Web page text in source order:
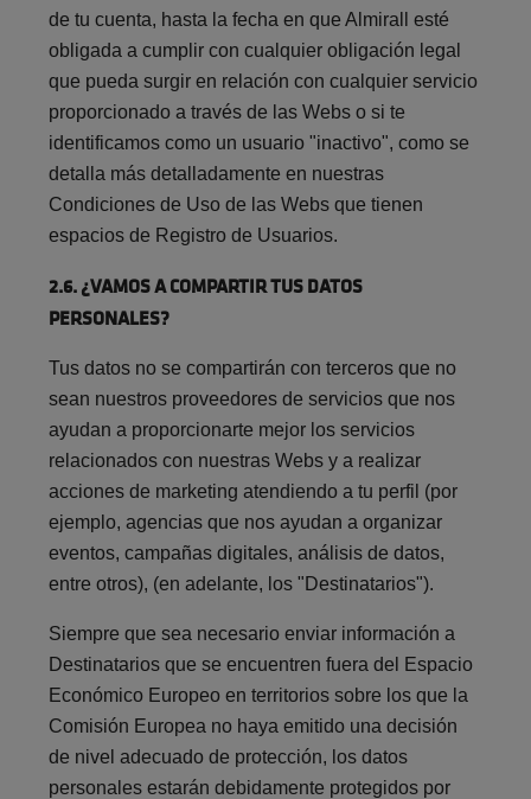
de tu cuenta, hasta la fecha en que Almirall esté
obligada a cumplir con cualquier obligación legal
que pueda surgir en relación con cualquier servicio
proporcionado a través de las Webs o si te
identificamos como un usuario "inactivo", como se
detalla más detalladamente en nuestras
Condiciones de Uso de las Webs que tienen
espacios de Registro de Usuarios.
2.6. ¿VAMOS A COMPARTIR TUS DATOS
PERSONALES?
Tus datos no se compartirán con terceros que no
sean nuestros proveedores de servicios que nos
ayudan a proporcionarte mejor los servicios
relacionados con nuestras Webs y a realizar
acciones de marketing atendiendo a tu perfil (por
ejemplo, agencias que nos ayudan a organizar
eventos, campañas digitales, análisis de datos,
entre otros), (en adelante, los "Destinatarios").
Siempre que sea necesario enviar información a
Destinatarios que se encuentren fuera del Espacio
Económico Europeo en territorios sobre los que la
Comisión Europea no haya emitido una decisión
de nivel adecuado de protección, los datos
personales estarán debidamente protegidos por